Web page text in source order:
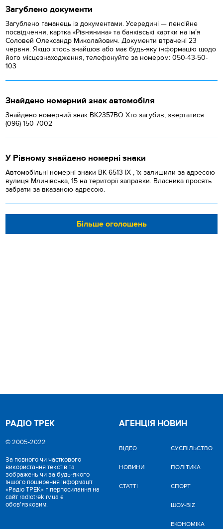
Загублено документи
Загублено гаманець із документами. Усередині — пенсійне
посвідчення, картка «Рівнянина» та банківські картки на ім’я
Соловей Олександр Миколайович. Документи втрачені 23
червня. Якщо хтось знайшов або має будь-яку інформацію щодо
його місцезнаходження, телефонуйте за номером: 050-43-50-
103
Знайдено номерний знак автомобіля
Знайдено номерний знак ВК2357ВО Хто загубив, звертатися
(096)-150-7002
У Рівному знайдено номерні знаки
Автомобільні номерні знаки BK 6513 IX , їх залишили за адресою
вулиця Млинівська, 15 на території заправки. Власника просять
забрати за вказаною адресою.
Більше оголошень
РАДІО ТРЕК
© 2005-2022
За повного чи часткового
використання текстів та
зображень чи за будь-якого
іншого поширення інформації
«Радіо ТРЕК» гіперпосилання на
сайт radiotrek.rv.ua є
обов'язковим.
АГЕНЦІЯ НОВИН
ВІДЕО
НОВИНИ
СТАТТІ
CУСПІЛЬСТВО
ПОЛІТИКА
СПОРТ
ШОУ-BIZ
ЕКОНОМІКА